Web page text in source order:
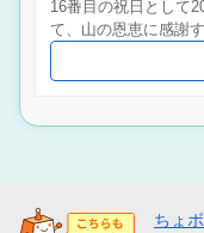
16番目の祝日として
て、山の恩恵に感謝
ちょ